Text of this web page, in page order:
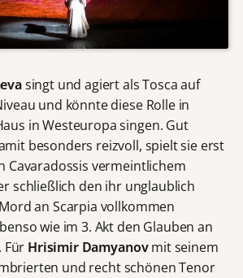
singt und agiert als Tosca auf
und könnte diese Rolle in
in Westeuropa singen. Gut
besonders reizvoll, spielt sie erst
Cavaradossis vermeintlichem
schließlich den ihr unglaublich
an Scarpia vollkommen
wie im 3. Akt den Glauben an
Für Hrisimir Damyanovmit seinem
und recht schönen Tenor